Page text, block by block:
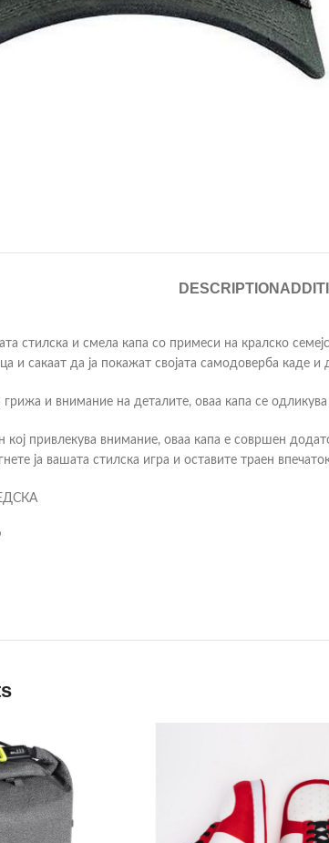
DESCRIPTION
стилска и смела капа со примеси на кралско
и сакаат да ја покажат својата самодоверба каде и
грижа и внимание на деталите, оваа капа се
кој привлекува внимание, оваа капа е совршен
ја вашата стилска игра и оставите траен